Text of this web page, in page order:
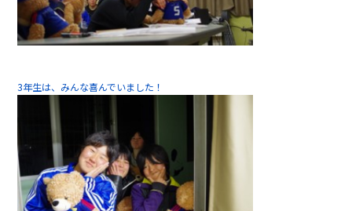
3年生は、みんな喜んでいました！